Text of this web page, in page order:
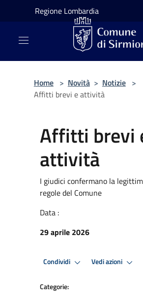
Salta al contenuto principale
Regione Lombardia
Home > Novità > Notizie >
Affitti brevi e attività
Affitti brevi
attività
I giudici confermano la
regole del Comune
Data :
29 aprile 2026
Condividi Vedi azioni
Categorie: